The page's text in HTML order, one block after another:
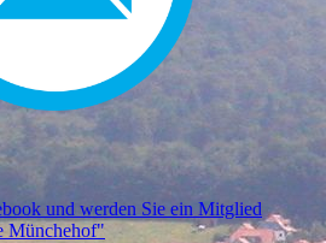
und werden Sie ein Mitglied
Münchehof"